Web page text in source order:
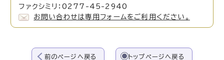
ファクシミリ：0277-45-2940
お問い合わせは専用フォームをご利用ください。
前のページへ戻る トップページへ戻る